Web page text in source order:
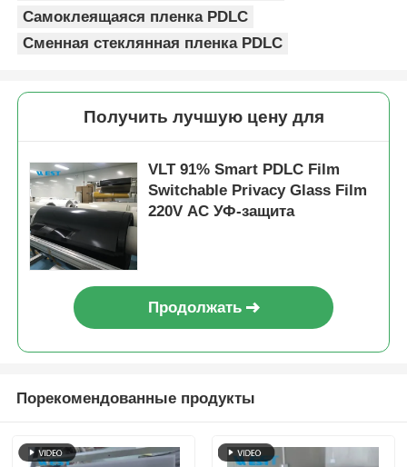
Самоклеящаяся пленка PDLC
Сменная стеклянная пленка PDLC
Получить лучшую цену для
VLT 91% Smart PDLC Film
Switchable Privacy Glass Film
220V AC УФ-защита
Продолжать
Порекомендованные продукты